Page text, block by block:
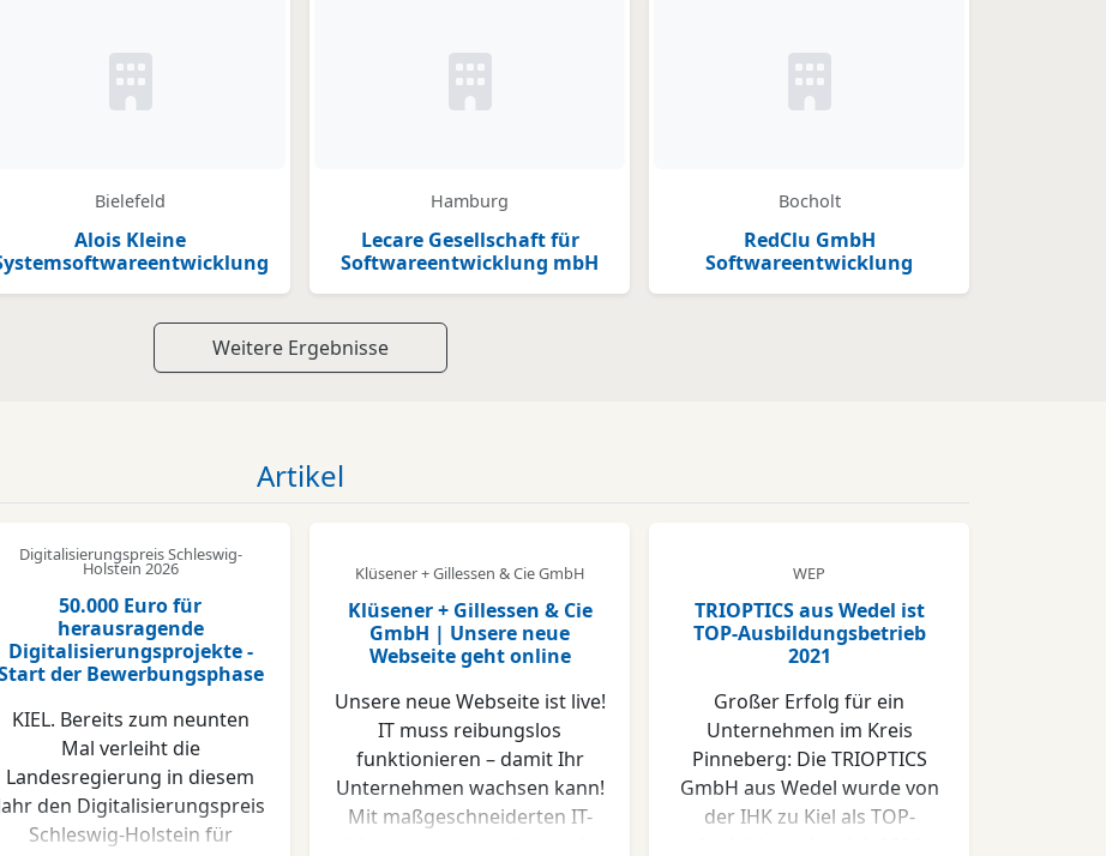
Kein Bild oder Logo hinterlegt
Bielefeld
Alois Kleine
Kein Bild oder Logo hinterlegt
Hamburg
Lecare Gesellschaft für
Softwareentwicklung mbH
Kein Bild oder Logo hinterlegt
Bocholt
RedClu GmbH
Softwareentwicklung
Weitere Ergebnisse
Artikel
Digitalisierungspreis Schleswig-
Holstein 2026
50.000 Euro für
herausragende
Digitalisierungsprojekte -
der Bewerbungsphase
KIEL. Bereits zum neunten
Mal verleiht die
Landesregierung in diesem
den Digitalisierungspreis
Schleswig-Holstein für
Klüsener + Gillessen & Cie GmbH
Klüsener + Gillessen & Cie
GmbH | Unsere neue
Webseite geht online
Unsere neue Webseite ist live!
IT muss reibungslos
funktionieren – damit Ihr
Unternehmen wachsen kann!
Mit maßgeschneiderten IT-
WEP
TRIOPTICS aus Wedel ist
TOP-Ausbildungsbetrieb
2021
Großer Erfolg für ein
Unternehmen im Kreis
Pinneberg: Die TRIOPTICS
GmbH aus Wedel wurde von
der IHK zu Kiel als TOP-